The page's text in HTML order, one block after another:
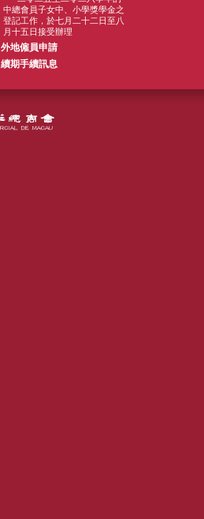
中總會員子女中、小學獎學金之
登記工作，於七月二十二日至八
月十五日接受辦理
外地僱員申請
續期手續訊息